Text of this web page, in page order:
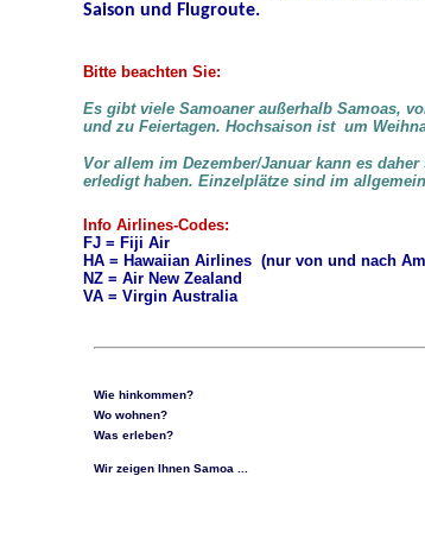
Saison und Flugroute.
Bitte beachten Sie:
Es gibt viele Samoaner außerhalb Samoas,
und zu Feiertagen. Hochsaison ist um
Vor allem im Dezember/Januar kann es
erledigt haben. Einzelplätze sind im
Info Airlines-Codes:
FJ = Fiji Air
HA = Hawaiian Airlines (nur von und nach
NZ = Air New Zealand
VA = Virgin Australia
Wie hinkommen?
Wo wohnen?
Was erleben?
Wir zeigen Ihnen Samoa ...